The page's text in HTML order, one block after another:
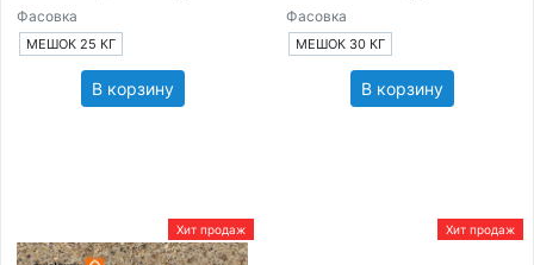
Фасовка
МЕШОК 25 КГ
В корзину
Фасовка
МЕШОК 30 КГ
В корзину
Хит продаж Хит продаж